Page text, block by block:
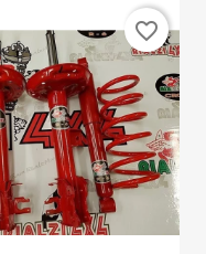
favorite_border